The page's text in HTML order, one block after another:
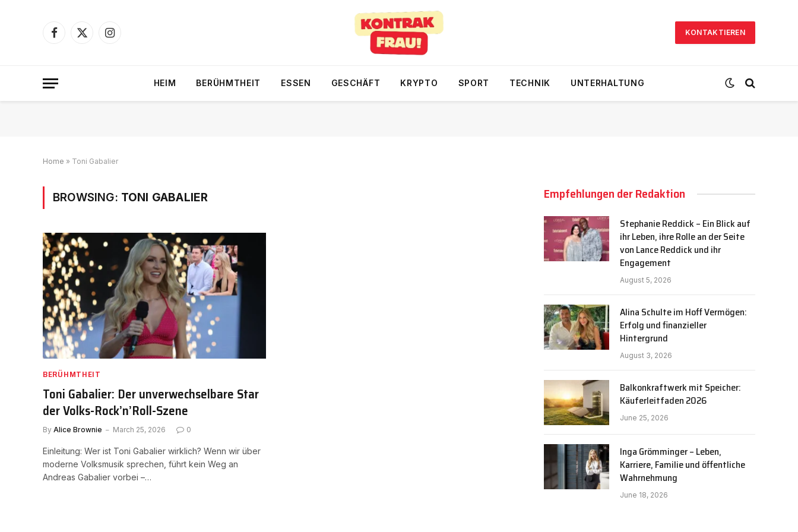
Facebook
X
Instagram
KONTAKTIEREN
HEIM BERÜHMTHEIT ESSEN GESCHÄFT KRYPTO SPORT TECHNIK UNTERHALTUNG
Home » Toni Gabalier
BROWSING: TONI GABALIER
BERÜHMTHEIT
Toni Gabalier: Der unverwechselbare Star
der Volks-Rock’n’Roll-Szene
By Alice Brownie March 25, 2026 0
Einleitung: Wer ist Toni Gabalier wirklich? Wenn wir über
moderne Volksmusik sprechen, führt kein Weg an
Andreas Gabalier vorbei –…
Empfehlungen der Redaktion
Stephanie Reddick – Ein Blick auf
ihr Leben, ihre Rolle an der Seite
von Lance Reddick und ihr
Engagement
August 5, 2026
Alina Schulte im Hoff Vermögen:
Erfolg und finanzieller
Hintergrund
August 3, 2026
Balkonkraftwerk mit Speicher:
Käuferleitfaden 2026
June 25, 2026
Inga Grömminger – Leben,
Karriere, Familie und öffentliche
Wahrnehmung
June 18, 2026